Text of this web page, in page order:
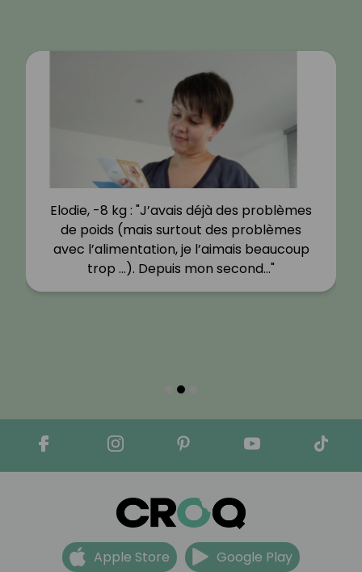
Elodie, -8 kg : "J’avais déjà des problèmes
de poids (mais surtout des problèmes
avec l’alimentation, je l’aimais beaucoup
trop …). Depuis mon second…"
Apple Store Google Play